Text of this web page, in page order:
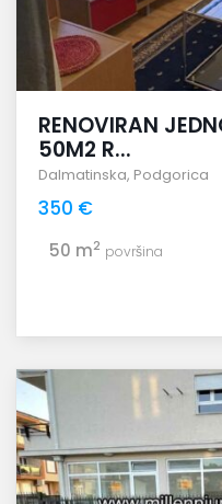
RENOVIRAN
50M2 R...
Dalmatinska, Podgorica
350 €
50 m2 površina